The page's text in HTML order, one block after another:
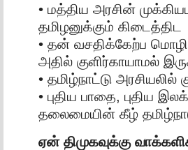
• மத்திய அரசின்
தமிழனுக்கும் கிடைத்திட
• தன் வசதிக்கேற்ப
அதில் குளிர்காயாமல்
• தமிழ்நாட்டு அரசியலில்
• புதிய பாதை, புதிய
தலைமையின் கீழ்
ஏன் திமுகவுக்கு